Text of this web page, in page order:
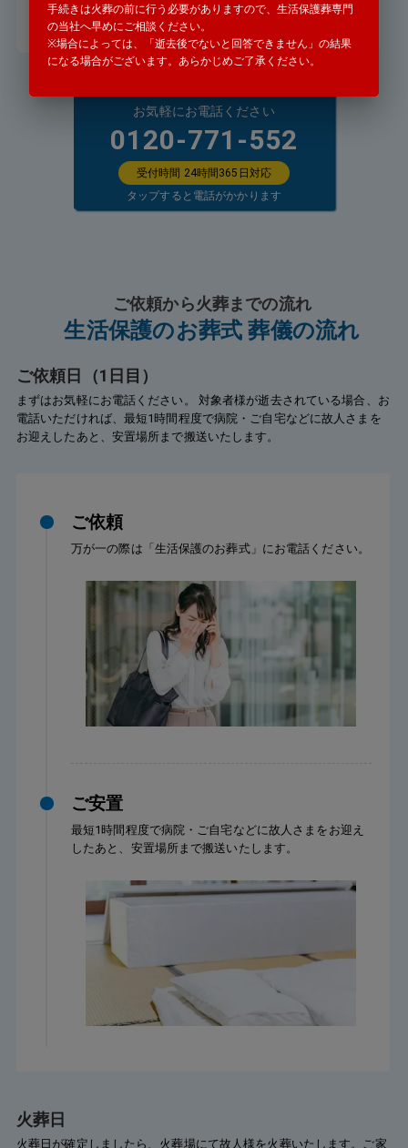
詳細を見る
お気軽にお電話ください
0120-771-552
受付時間 24時間365日対応
タップすると電話がかかります
ご依頼から火葬までの流れ
生活保護のお葬式 葬儀の流れ
ご依頼日（1日目）
まずはお気軽にお電話ください。 対象者様が逝去されている場合、お
電話いただければ、最短1時間程度で病院・ご自宅などに故人さまを
お迎えしたあと、安置場所まで搬送いたします。
ご依頼
万が一の際は「生活保護のお葬式」にお電話ください。
ご安置
最短1時間程度で病院・ご自宅などに故人さまをお迎え
したあと、安置場所まで搬送いたします。
火葬日
火葬日が確定しましたら、火葬場にて故人様を火葬いたします。ご家
手続きは火葬の前に行う必要がありますので、生活保護葬専門
の当社へ早めにご相談ください。
※場合によっては、「逝去後でないと回答できません」の結果
になる場合がございます。あらかじめご了承ください。